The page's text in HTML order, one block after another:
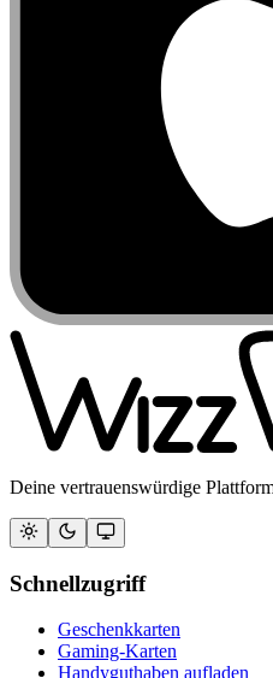
Deine vertrauenswürdige
Schnellzugriff
Geschenkkarten
Gaming-Karten
Handyguthaben aufladen